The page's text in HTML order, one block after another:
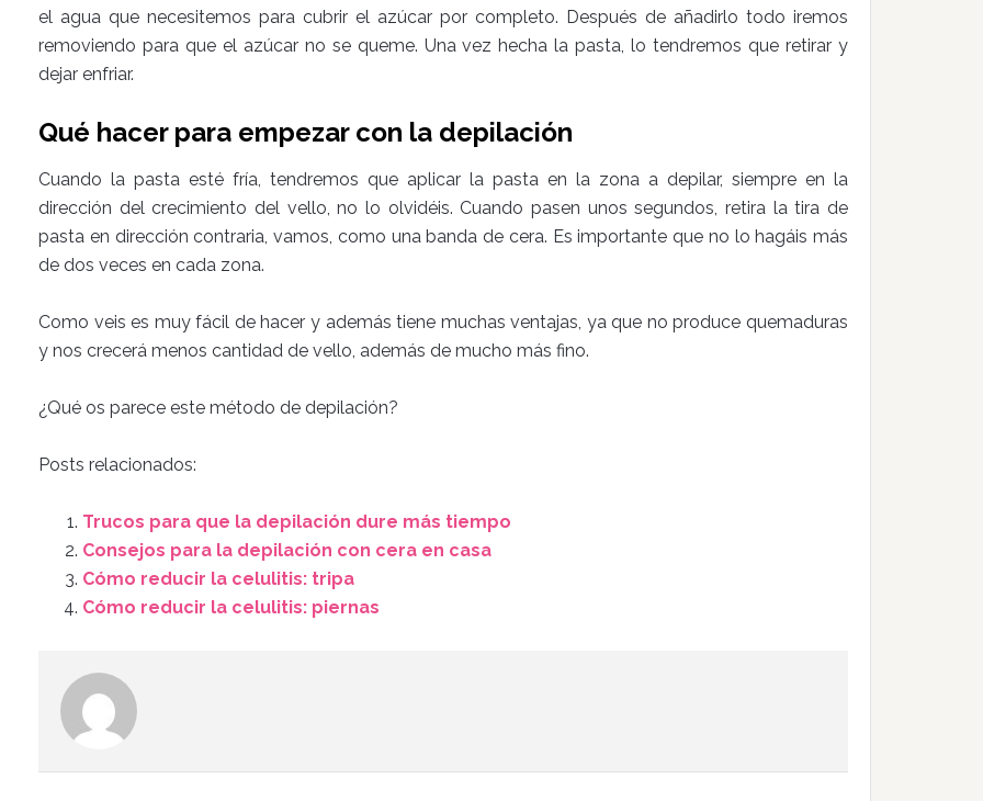
el agua que necesitemos para cubrir el azúcar por completo. Después de añadirlo todo iremos
removiendo para que el azúcar no se queme. Una vez hecha la pasta, lo tendremos que retirar y
dejar enfriar.
Qué hacer para empezar con la depilación
Cuando la pasta esté fría, tendremos que aplicar la pasta en la zona a depilar, siempre en la
dirección del crecimiento del vello, no lo olvidéis. Cuando pasen unos segundos, retira la tira de
pasta en dirección contraria, vamos, como una banda de cera. Es importante que no lo hagáis más
de dos veces en cada zona.
Como veis es muy fácil de hacer y además tiene muchas ventajas, ya que no produce quemaduras
y nos crecerá menos cantidad de vello, además de mucho más fino.
¿Qué os parece este método de depilación?
Posts relacionados:
Trucos para que la depilación dure más tiempo
Consejos para la depilación con cera en casa
Cómo reducir la celulitis: tripa
Cómo reducir la celulitis: piernas